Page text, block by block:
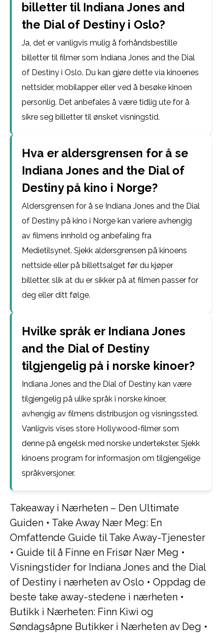
billetter til Indiana Jones and
the Dial of Destiny i Oslo?
Ja, det er vanligvis mulig å forhåndsbestille
billetter til filmer som Indiana Jones and the Dial
of Destiny i Oslo. Du kan gjøre dette via kinoenes
nettsider, mobilapper eller ved å besøke kinoen
personlig. Det anbefales å være tidlig ute for å
sikre seg billetter til ønsket visningstid.
Hva er aldersgrensen for å se
Indiana Jones and the Dial of
Destiny på kino i Norge?
Aldersgrensen for å se Indiana Jones and the Dial
of Destiny på kino i Norge kan variere avhengig
av filmens innhold og anbefaling fra
Medietilsynet. Sjekk aldersgrensen på kinoens
nettside eller på billettsalget før du kjøper
billetter, slik at du er sikker på at filmen passer for
deg eller ditt følge.
Hvilke språk er Indiana Jones
and the Dial of Destiny
tilgjengelig på i norske kinoer?
Indiana Jones and the Dial of Destiny kan være
tilgjengelig på ulike språk i norske kinoer,
avhengig av filmens distribusjon og visningssted.
Vanligvis vises store Hollywood-filmer som
denne på engelsk med norske undertekster. Sjekk
kinoens program for informasjon om tilgjengelige
språkversjoner.
Takeaway i Nærheten – Den Ultimate
Guiden • Take Away Nær Meg: En
Omfattende Guide til Take Away-Tjenester
• Guide til å Finne en Frisør Nær Meg •
Visningstider for Indiana Jones and the Dial
of Destiny i nærheten av Oslo • Oppdag de
beste take away-stedene i nærheten •
Butikk i Nærheten: Finn Kiwi og
Søndagsåpne Butikker i Nærheten av Deg •